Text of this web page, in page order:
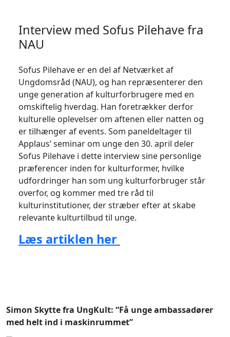
Interview med Sofus Pilehave fra
NAU
Sofus Pilehave er en del af Netværket af
Ungdomsråd (NAU), og han repræsenterer den
unge generation af kulturforbrugere med en
omskiftelig hverdag. Han foretrækker derfor
kulturelle oplevelser om aftenen eller natten og
er tilhænger af events. Som paneldeltager til
Applaus’ seminar om unge den 30. april deler
Sofus Pilehave i dette interview sine personlige
præferencer inden for kulturformer, hvilke
udfordringer han som ung kulturforbruger står
overfor, og kommer med tre råd til
kulturinstitutioner, der stræber efter at skabe
relevante kulturtilbud til unge.
Læs artiklen her
Simon Skytte fra UngKult: “Få unge ambassadører
med helt ind i maskinrummet”